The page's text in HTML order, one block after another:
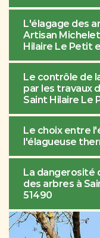
L'élagage des
Artisan
Hilaire Le Petit
Le contrôle de
par les travaux
Saint Hilaire Le
Le choix entre
l'élagueuse
La dangerosité
des arbres à
51490